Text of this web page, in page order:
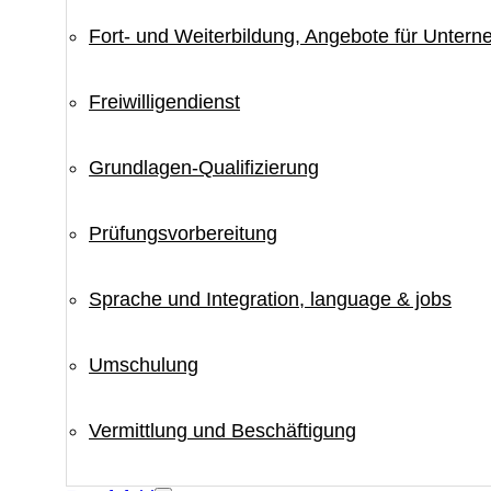
Fort- und Weiterbildung, Angebote für
Freiwilligendienst
Grundlagen-Qualifizierung
Prüfungsvorbereitung
Sprache und Integration, language & jobs
Umschulung
Vermittlung und Beschäftigung